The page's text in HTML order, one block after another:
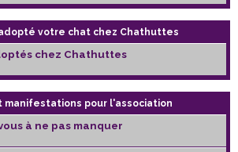
votre chat chez Chathuttes
chez Chathuttes
manifestations pour l'association
à ne pas manquer